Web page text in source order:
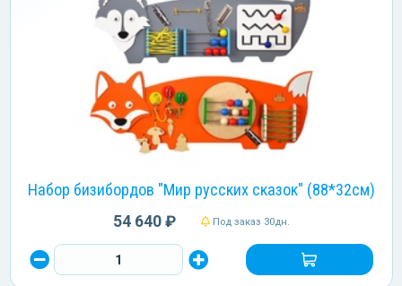
Набор бизибордов "Мир русских сказок" (88*32см)
54 640 ₽ Под заказ 30дн.